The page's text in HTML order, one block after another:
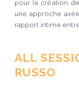
pour la création
une approche
rapport intime
ALL
RUSSO